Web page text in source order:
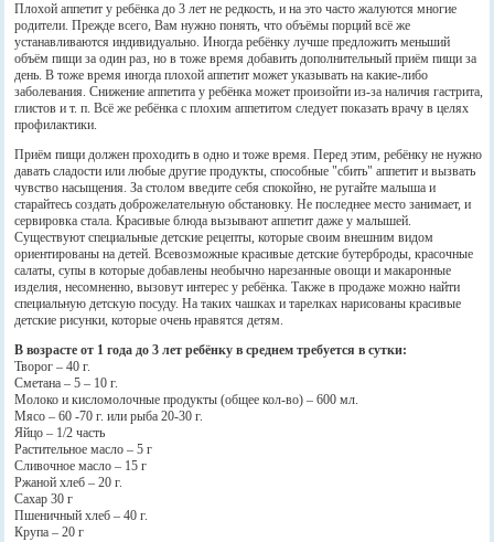
Плохой аппетит у ребёнка до 3 лет не редкость, и на это часто жалуются многие
родители. Прежде всего, Вам нужно понять, что объёмы порций всё же
устанавливаются индивидуально. Иногда ребёнку лучше предложить меньший
объём пищи за один раз, но в тоже время добавить дополнительный приём пищи за
день. В тоже время иногда плохой аппетит может указывать на какие-либо
заболевания. Снижение аппетита у ребёнка может произойти из-за наличия гастрита,
глистов и т. п. Всё же ребёнка с плохим аппетитом следует показать врачу в целях
профилактики.
Приём пищи должен проходить в одно и тоже время. Перед этим, ребёнку не нужно
давать сладости или любые другие продукты, способные "сбить" аппетит и вызвать
чувство насыщения. За столом введите себя спокойно, не ругайте малыша и
старайтесь создать доброжелательную обстановку. Не последнее место занимает, и
сервировка стала. Красивые блюда вызывают аппетит даже у малышей.
Существуют специальные детские рецепты, которые своим внешним видом
ориентированы на детей. Всевозможные красивые детские бутерброды, красочные
салаты, супы в которые добавлены необычно нарезанные овощи и макаронные
изделия, несомненно, вызовут интерес у ребёнка. Также в продаже можно найти
специальную детскую посуду. На таких чашках и тарелках нарисованы красивые
детские рисунки, которые очень нравятся детям.
В возрасте от 1 года до 3 лет ребёнку в среднем требуется в сутки:
Творог – 40 г.
Сметана – 5 – 10 г.
Молоко и кисломолочные продукты (общее кол-во) – 600 мл.
Мясо – 60 -70 г. или рыба 20-30 г.
Яйцо – 1/2 часть
Растительное масло – 5 г
Сливочное масло – 15 г
Ржаной хлеб – 20 г.
Сахар 30 г
Пшеничный хлеб – 40 г.
Крупа – 20 г